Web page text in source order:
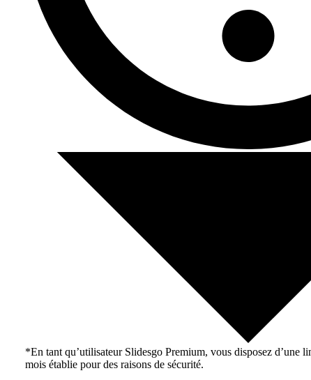
*En tant qu’utilisateur Slidesgo Premium, vous disposez d’une
mois établie pour des raisons de sécurité.